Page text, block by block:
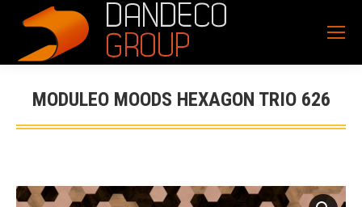
MODULEO MOODS HEXAGON TRIO 626